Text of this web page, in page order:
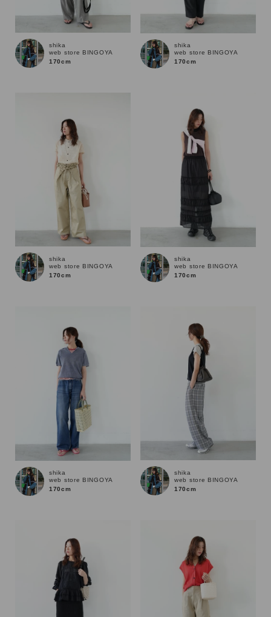
キーワード
KIDS
ブランド
shika
web store BINGOYA
170cm
shika
web store BINGOYA
170cm
shika
web store BINGOYA
170cm
shika
web store BINGOYA
170cm
shika
web store BINGOYA
170cm
shika
web store BINGOYA
170cm